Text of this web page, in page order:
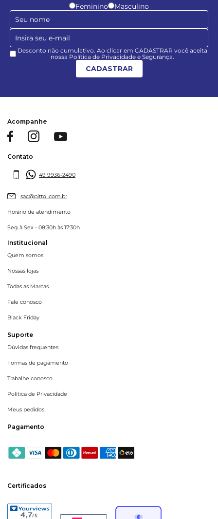
Feminino Masculino
Desconto não cumulativo. Ao clicar em CADASTRAR você aceita
nossa Política de Privacidade e Segurança.
CADASTRAR
Acompanhe
Contato
49 9936-2490
sac@pittol.com.br
Horário de atendimento
Seg à Sex - 08:30h às 17:30h
Institucional
Quem somos
Nossas lojas
Todas as Marcas
Fale conosco
Black Friday
Suporte
Dúvidas frequentes
Formas de pagamento
Trabalhe conosco
Política de Privacidade
Meus pedidos
Pagamento
Certificados